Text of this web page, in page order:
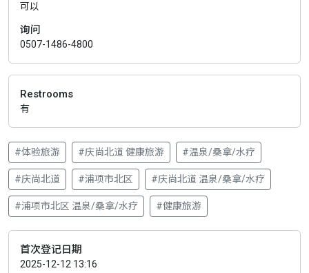
可以
询问
0507-1486-4800
Restrooms
有
#体验旅游 #庆尚北道 健康旅游 #温泉/桑拿/水疗
#庆尚北道 #浦项市北区 #庆尚北道 温泉/桑拿/水疗
#浦项市北区 温泉/桑拿/水疗 #健康旅游
首次登记日期
2025-12-12 13:16